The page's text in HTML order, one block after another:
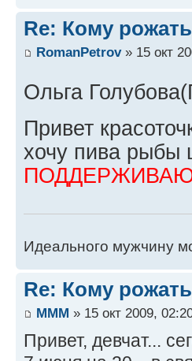
Re: Кому
RomanPetrov» 15 окт
Ольга
Привет
хочу пива рыбы
Идеального мужчину
Re: Кому
MMM » 15 окт 2009,
Привет, девчат...